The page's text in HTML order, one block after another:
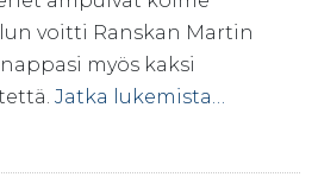
voitti Ranskan Martin
myös kaksi
Jatka lukemista…